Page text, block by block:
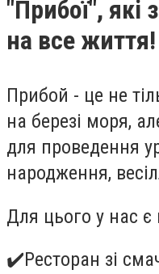
"Прибої", які
на все життя!
Прибой - це не
на березі моря,
для проведення
народження,
Для цього у нас є
✔️Ресторан зі